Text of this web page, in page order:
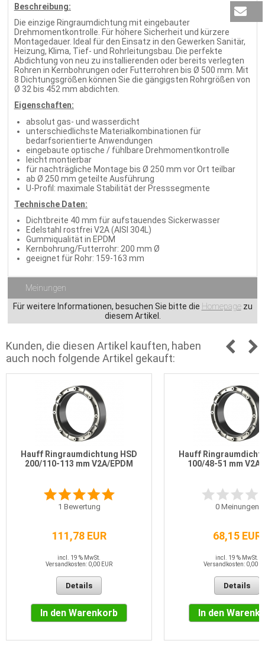
Beschreibung:
Die einzige Ringraumdichtung mit eingebauter
Drehmomentkontrolle. Für höhere Sicherheit und kürzere
Montagedauer. Ideal für den Einsatz in den Gewerken Sanitär,
Heizung, Klima, Tief- und Rohrleitungsbau. Die perfekte
Abdichtung von neu zu installierenden oder bereits verlegten
Rohren in Kernbohrungen oder Futterrohren bis Ø 500 mm. Mit
8 Dichtungsgrößen können Sie die gängigsten Rohrgrößen von
Ø 32 bis 452 mm abdichten.
Eigenschaften:
absolut gas- und wasserdicht
unterschiedlichste Materialkombinationen für
bedarfsorientierte Anwendungen
eingebaute optische / fühlbare Drehmomentkontrolle
leicht montierbar
für nachträgliche Montage bis Ø 250 mm vor Ort teilbar
ab Ø 250 mm geteilte Ausführung
U-Profil: maximale Stabilität der Presssegmente
Technische Daten:
Dichtbreite 40 mm für aufstauendes Sickerwasser
Edelstahl rostfrei V2A (AISI 304L)
Gummiqualität in EPDM
Kernbohrung/Futterrohr: 200 mm Ø
geeignet für Rohr: 159-163 mm
Meinungen
Für weitere Informationen, besuchen Sie bitte die Homepagezu
diesem Artikel.
Kunden, die diesen Artikel kauften, haben
auch noch folgende Artikel gekauft:
Hauff Ringraumdichtung HSD
200/110-113 mm V2A/EPDM
1 Bewertung
111,78 EUR
incl. 19 % MwSt.
Versandkosten: 0,00 EUR
Details
In den Warenkorb
Hauff
100/48-51 mm V2A/
0Meinungen
68,15 EUR
incl. 19 % MwSt.
Versandkosten: 0,00
Details
In den